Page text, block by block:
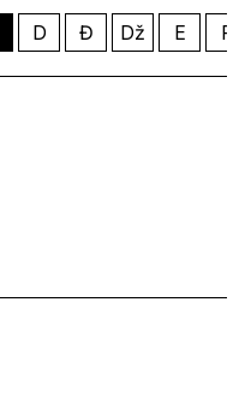
D Đ Dž E F